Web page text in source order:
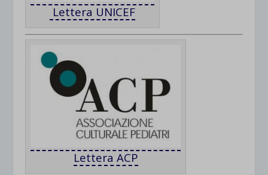
Lettera UNICEF
Lettera ACP